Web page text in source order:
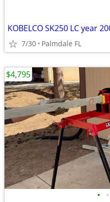
KOBELCO SK250 LC year
7/30 Palmdale FL
• •
$4,795